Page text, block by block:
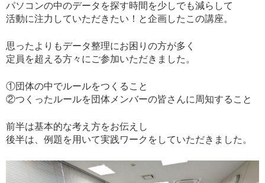
パソコンの中のデータを探す時間を少しでも減らして
活動に注力していただきたい！と企画したこの講座。
思ったよりもデータ整理にお困りの方が多く
定員を超える方々にご参加いただきました。
①団体の中でルールをつくること
②つくったルールを団体メンバーの皆さんに周知すること
前半は基本的な考え方をお伝えし
後半は、例題を用いて実践ワークをしていただきました。